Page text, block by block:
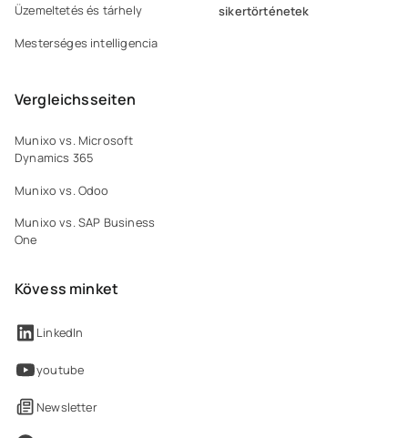
Üzemeltetés és tárhely
Mesterséges intelligencia
sikertörténetek
Vergleichsseiten
Munixo vs. Microsoft
Dynamics 365
Munixo vs. Odoo
Munixo vs. SAP Business
One
Kövess minket
LinkedIn
youtube
Newsletter